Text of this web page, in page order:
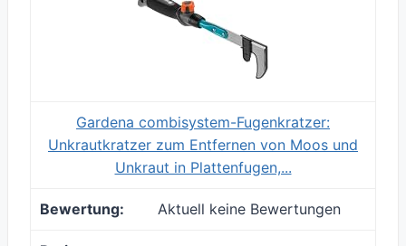
Gardena combisystem-Fugenkratzer:
Unkrautkratzer zum Entfernen von Moos und
Unkraut in Plattenfugen,...
Aktuell keine Bewertungen